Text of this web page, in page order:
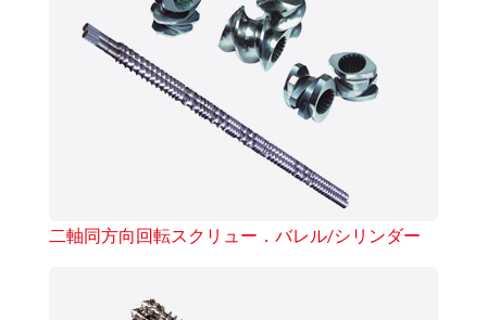
二軸同方向回転スクリュー．バレル/シリンダー